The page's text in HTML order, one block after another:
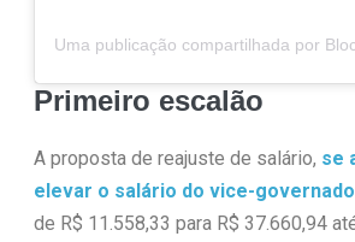
Primeiro escalão
A proposta de reajuste de salário, se
elevar o salário do vice-
de R$ 11.558,33 para R$ 37.660,94